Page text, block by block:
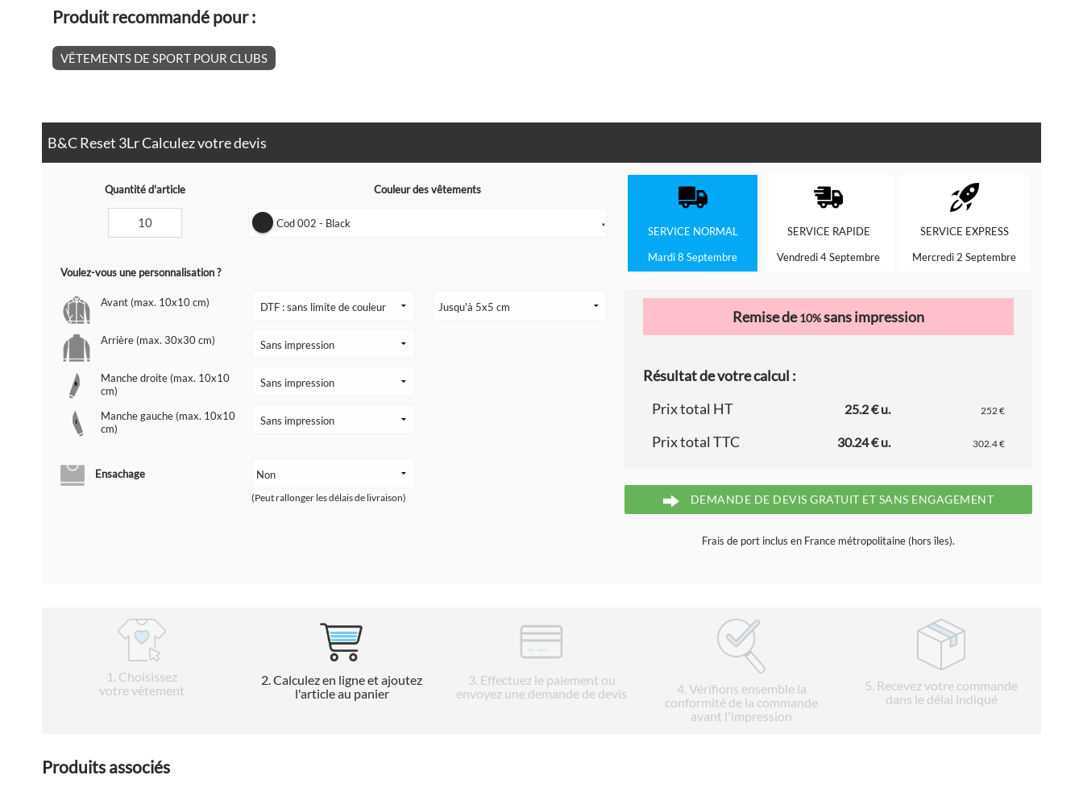
Produit recommandé pour :
VÊTEMENTS DE SPORT POUR CLUBS
B&C Reset 3Lr Calculez votre devis
Quantité d'article Couleur des vêtements
Cod 002 - Black ▼
Voulez-vous une personnalisation ?
Avant (max. 10x10 cm)
Arrière (max. 30x30 cm)
Manche droite (max. 10x10
cm)
Manche gauche (max. 10x10
cm)
Ensachage
(Peut rallonger les délais de livraison)
SERVICE NORMAL
Mardi 8 Septembre
SERVICE RAPIDE
Vendredi 4 Septembre
SERVICE EXPRESS
Mercredi 2 Septembre
Remise de10%sans impression
Résultat de votre calcul :
Prix total HT
25.2 € u. 252 €
Prix total TTC 30.24 € u. 302.4 €
DEMANDE DE DEVIS GRATUIT ET SANS ENGAGEMENT
Frais de port inclus en France métropolitaine (hors îles).
1 . Choisissez
votre vêtement
2. Calculez en ligne et ajoutez
l'article au panier
3. Effectuez le paiement ou
envoyez une demande de devis
4. Vérifions ensemble la
conformité de la commande
avant l'impression
5. Recevez votre commande
dans le délai indiqué
Produits associés